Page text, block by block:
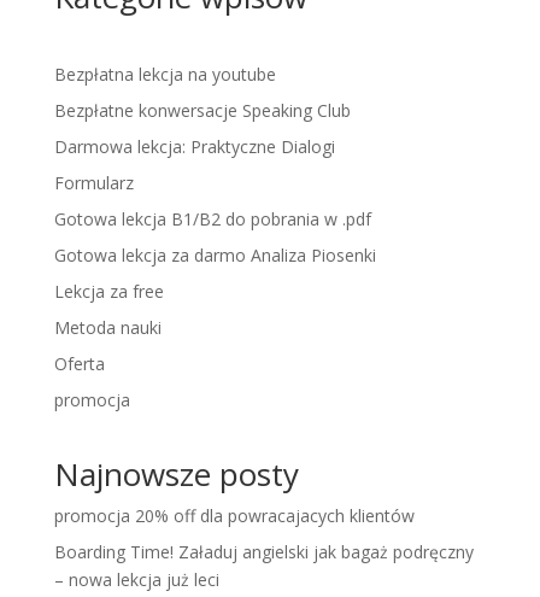
Bezpłatna lekcja na youtube
Bezpłatne konwersacje Speaking Club
Darmowa lekcja: Praktyczne Dialogi
Formularz
Gotowa lekcja B1/B2 do pobrania w .pdf
Gotowa lekcja za darmo Analiza Piosenki
Lekcja za free
Metoda nauki
Oferta
promocja
Najnowsze posty
promocja 20% off dla powracajacych klientów
Boarding Time! Załaduj angielski jak bagaż podręczny
– nowa lekcja już leci